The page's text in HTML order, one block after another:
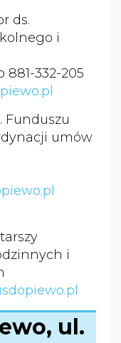
ds.
i
881-332-205
Funduszu
umów
i
ul.